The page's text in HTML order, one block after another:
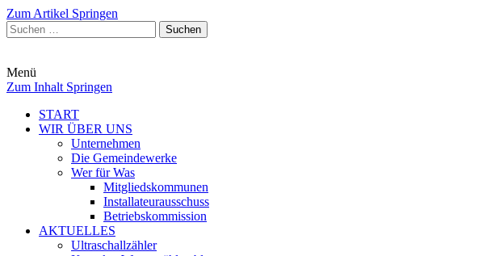
Zum Artikel Springen
Suchen
nach:
Menü
Zum Inhalt Springen
START
WIR ÜBER UNS
Unternehmen
Die Gemeindewerke
Wer für Was
Mitgliedskommunen
Installateurausschuss
Betriebskommission
AKTUELLES
Ultraschallzähler